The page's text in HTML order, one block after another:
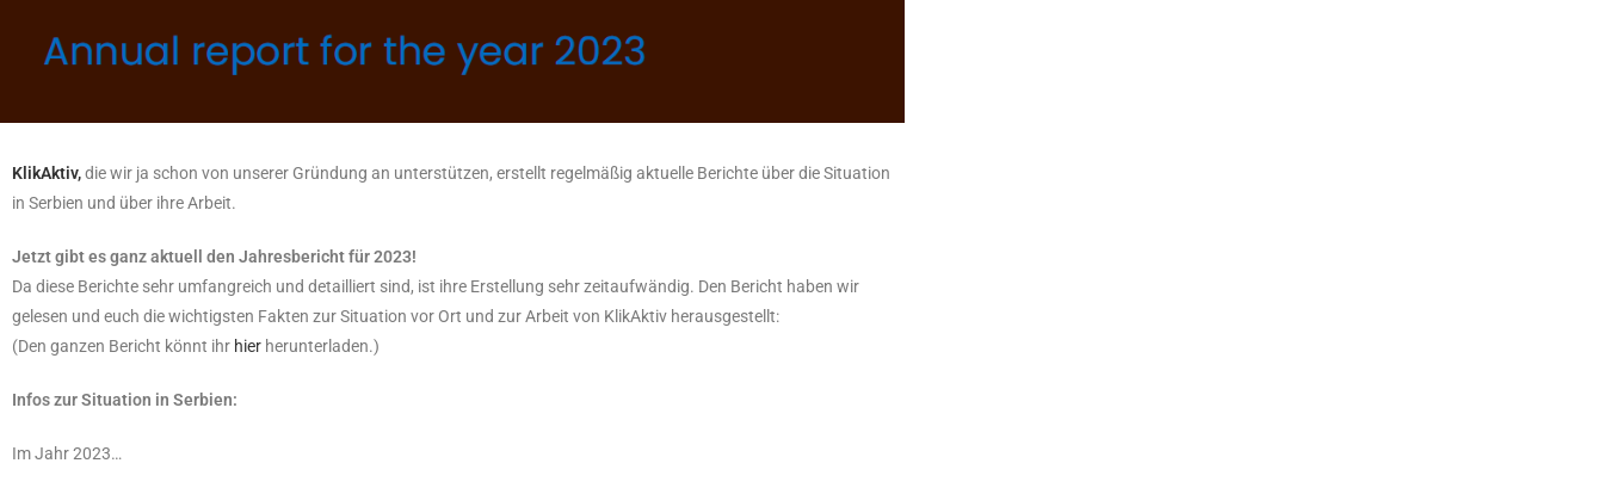
KlikAktiv,die wir ja schon von unserer Gründung an unterstützen, erstellt regelmäßig aktuelle Berichte über die Situation
in Serbien und über ihre Arbeit.
Jetzt gibt es ganz aktuell den Jahresbericht für 2023!
Da diese Berichte sehr umfangreich und detailliert sind, ist ihre Erstellung sehr zeitaufwändig. Den Bericht haben wir
gelesen und euch die wichtigsten Fakten zur Situation vor Ort und zur Arbeit von KlikAktiv herausgestellt:
(Den ganzen Bericht könnt ihr hier herunterladen.)
Infos zur Situation in Serbien:
Im Jahr 2023…